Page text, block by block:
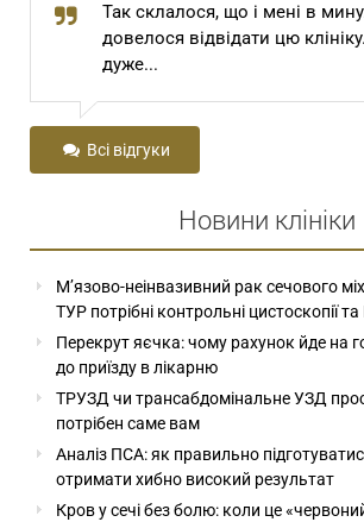
Так склалося, що і мені в
довелося відвідати цю
дуже...
Всі відгуки
Новини клініки
М’язово-неінвазивний рак сечового
ТУР потрібні контрольні цистоскопії
Перекрут яєчка: чому рахунок йде на
до приїзду в лікарню
ТРУЗД чи трансабдомінальне УЗД
потрібен саме вам
Аналіз ПСА: як правильно
отримати хибно високий результат
Кров у сечі без болю: коли це